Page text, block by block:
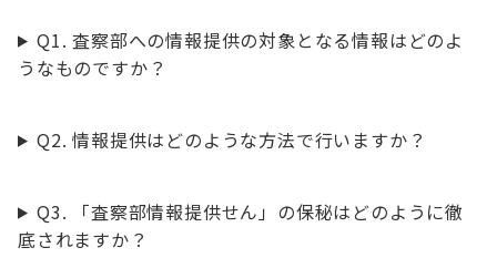
Q1. 査察部への情報提供の対象となる情報はどのよ
うなものですか？
Q2. 情報提供はどのような方法で行いますか？
Q3. 「査察部情報提供せん」の保秘はどのように徹
底されますか？